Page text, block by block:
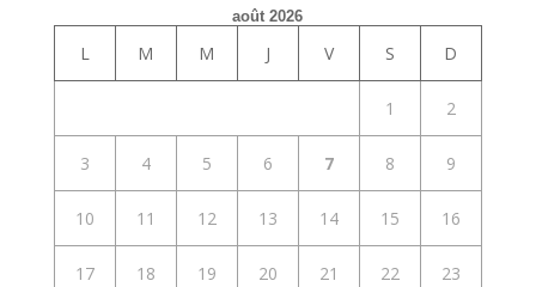
août 2026
L M M J V S D
1 2
3 4 5 6 7 8 9
10 11 12 13 14 15 16
17 18 19 20 21 22 23